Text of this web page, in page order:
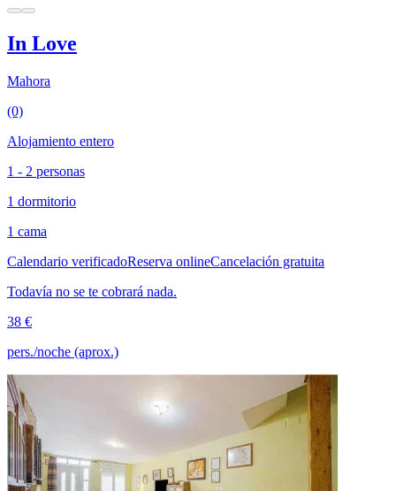
In Love
Mahora
(0)
Alojamiento entero
1 - 2 personas
1 dormitorio
1 cama
Calendario verificadoReserva onlineCancelación gratuita
Todavía no se te cobrará nada.
38 €
pers./noche (aprox.)